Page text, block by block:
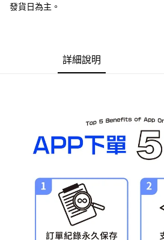
預購-7-11取貨付款(舊)
每筆NT$90，滿NT$3,000(含以上)免運費
預購-宅配(舊)
每筆NT$120，滿NT$3,000(含以上)免運費
預購-宅配(離島)(舊)
每筆NT$160，滿NT$3,000(含以上)免運費
東海門市自取，需自備購物袋取貨唷。
發貨日為主。
詳細說明